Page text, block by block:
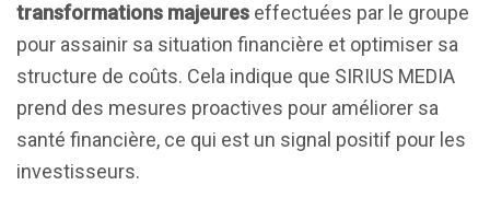
transformations majeures effectuées par le groupe
pour assainir sa situation financière et optimiser sa
structure de coûts. Cela indique que SIRIUS MEDIA
prend des mesures proactives pour améliorer sa
santé financière, ce qui est un signal positif pour les
investisseurs.